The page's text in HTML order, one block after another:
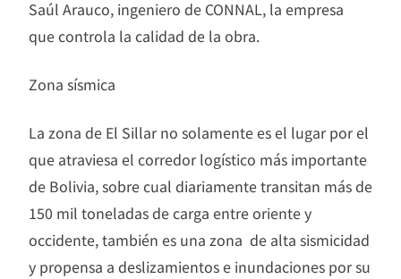
Saúl Arauco, ingeniero de CONNAL, la empresa
que controla la calidad de la obra.
Zona sísmica
La zona de El Sillar no solamente es el lugar por el
que atraviesa el corredor logístico más importante
de Bolivia, sobre cual diariamente transitan más de
150 mil toneladas de carga entre oriente y
occidente, también es una zona de alta sismicidad
y propensa a deslizamientos e inundaciones por su